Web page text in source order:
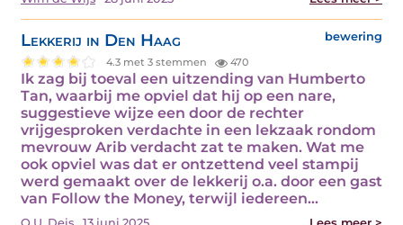
Lekkerij in Den Haag bewering
4.3 met 3 stemmen 470
Ik zag bij toeval een uitzending van Humberto
Tan, waarbij me opviel dat hij op een nare,
suggestieve wijze een door de rechter
vrijgesproken verdachte in een lekzaak rondom
mevrouw Arib verdacht zat te maken. Wat me
ook opviel was dat er ontzettend veel stampij
werd gemaakt over de lekkerij o.a. door een gast
van Follow the Money, terwijl iedereen…